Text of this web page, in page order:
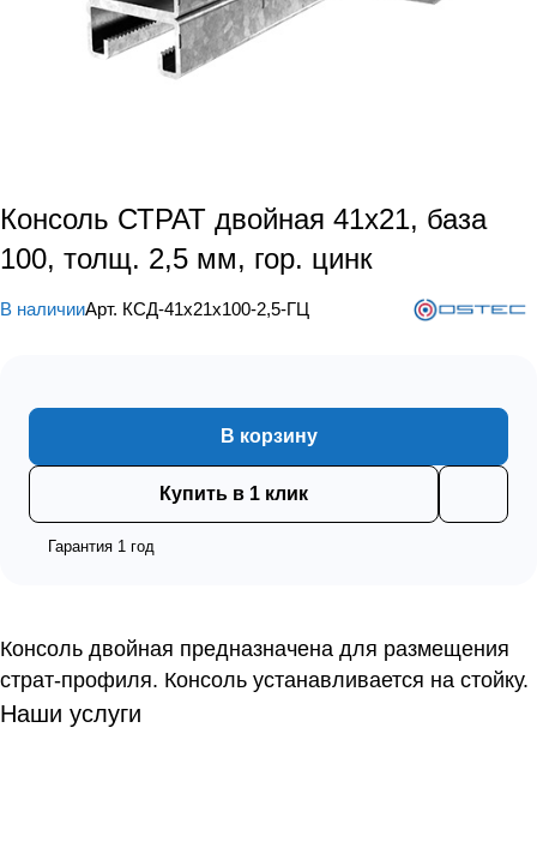
Консоль СТРАТ двойная 41х21, база
100, толщ. 2,5 мм, гор. цинк
В наличииАрт. КСД-41х21х100-2,5-ГЦ
В корзину
Купить в 1 клик
Гарантия 1 год
Консоль двойная предназначена для размещения
страт-профиля. Консоль устанавливается на стойку.
Наши услуги